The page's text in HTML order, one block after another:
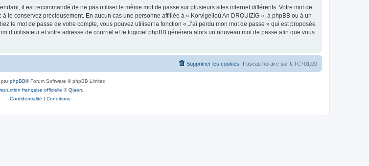
il est recommandé de ne pas utiliser le même mot de passe sur plusieurs sites internet différents. Votre mot de
le conservez précieusement. En aucun cas une personne affiliée à « Korvigelloù An DROUIZIG », à phpBB ou à un
le mot de passe de votre compte, vous pouvez utiliser la fonction « J’ai perdu mon mot de passe » qui est proposée
d’utilisateur et votre adresse de courriel et le logiciel phpBB générera alors un nouveau mot de passe afin que vous
Fuseau horaire sur UTC+01:00
Supprimer les cookies
parphpBB® Forum Software © phpBB Limited
française officielle ©Qiaeru
Confidentialité | Conditions